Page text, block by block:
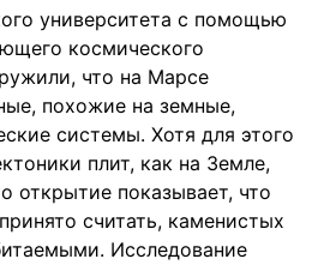
университета с помощью
космического
что на Марсе
похожие на земные,
системы. Хотя для этого
плит, как на Земле,
открытие показывает, что
считать, каменистых
Исследование